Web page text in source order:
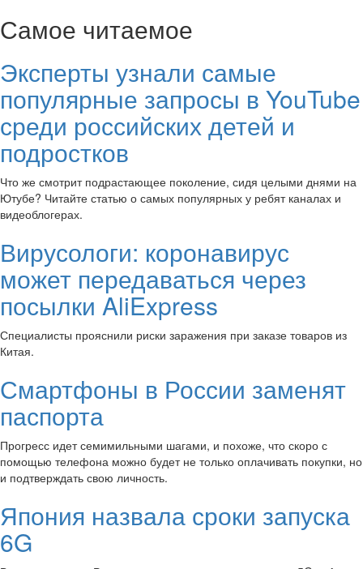
Самое читаемое
Эксперты узнали самые
популярные запросы в YouTube
среди российских детей и
подростков
Что же смотрит подрастающее поколение, сидя целыми днями на
Ютубе? Читайте статью о самых популярных у ребят каналах и
видеоблогерах.
Вирусологи: коронавирус
может передаваться через
посылки AliExpress
Специалисты прояснили риски заражения при заказе товаров из
Китая.
Смартфоны в России заменят
паспорта
Прогресс идет семимильными шагами, и похоже, что скоро с
помощью телефона можно будет не только оплачивать покупки, но
и подтверждать свою личность.
Япония назвала сроки запуска
6G